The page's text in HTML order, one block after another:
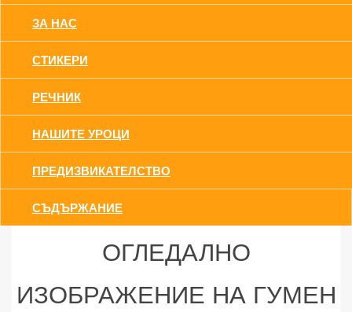
ЗА НАС
СТИКЕРИ
РЕЧНИК
НАШИТЕ УРОЦИ
ПРЕДИЗВИКАТЕЛСТВО
СЪДЪРЖАНИЕ
ОГЛЕДАЛНО
ИЗОБРАЖЕНИЕ НА ГУМЕН